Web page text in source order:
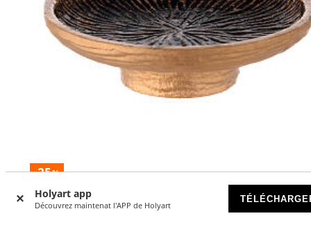
Holyart app
Découvrez maintenat l'APP de Holyart
-25%
Bol pour encens 13 cm aluminium doré anthracite